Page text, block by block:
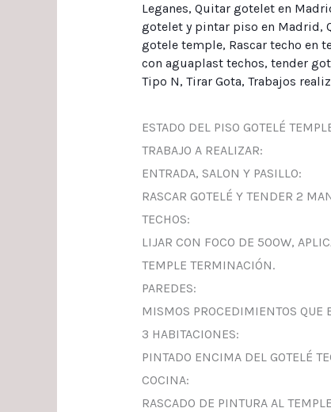
Leganes, Quitar gotelet en
gotelet y pintar piso en Madrid,
gotele temple, Rascar techo en
con aguaplast techos, tender
Tipo N, Tirar Gota, Trabajos
ESTADO DEL PISO GOTELÉ
TRABAJO A REALIZAR:
ENTRADA, SALON Y PASILLO:
RASCAR GOTELÉ Y TENDER 2
TECHOS:
LIJAR CON FOCO DE 500W,
TEMPLE TERMINACIÓN.
PAREDES:
MISMOS PROCEDIMIENTOS QUE
3 HABITACIONES:
PINTADO ENCIMA DEL GOTELÉ
COCINA:
RASCADO DE PINTURA AL